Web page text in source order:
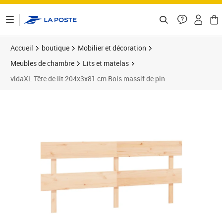
Accueil boutique
Mobilier et décoration
Meubles de chambre
Lits et matelas
vidaXL Tête de lit 204x3x81 cm Bois massif de pin